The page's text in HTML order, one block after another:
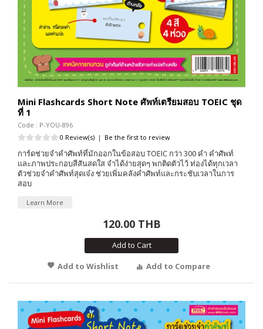
Mini Flashcards Short Note ศัพท์เตรียมสอบ TOEIC ชุด
ที่ 1
Code : P-YOU-896
0 Review(s) | Be the first to review
การ์ดช่วยจำคำศัพท์ที่มักออกในข้อสอบ TOEIC กว่า 300 คำ คำศัพท์
และภาพประกอบสีสันสดใส จำได้ง่ายสุดๆ พกติดตัวไว้ ท่องได้ทุกเวลา
ตัวช่วยจำคำศัพท์สุดเจ๋ง ช่วยเพิ่มคลังคำศัพท์และกระชับเวลาในการ
สอบ
Learn More
120.00 THB
Add to Cart
Add to Wishlist
Add to Compare